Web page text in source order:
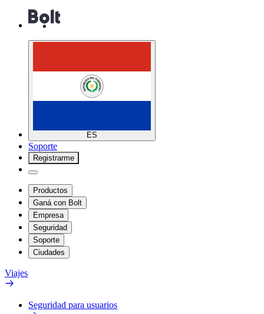
ES
Soporte
Registrarme
Productos
Ganá con Bolt
Empresa
Seguridad
Soporte
Ciudades
Viajes
Seguridad para usuarios